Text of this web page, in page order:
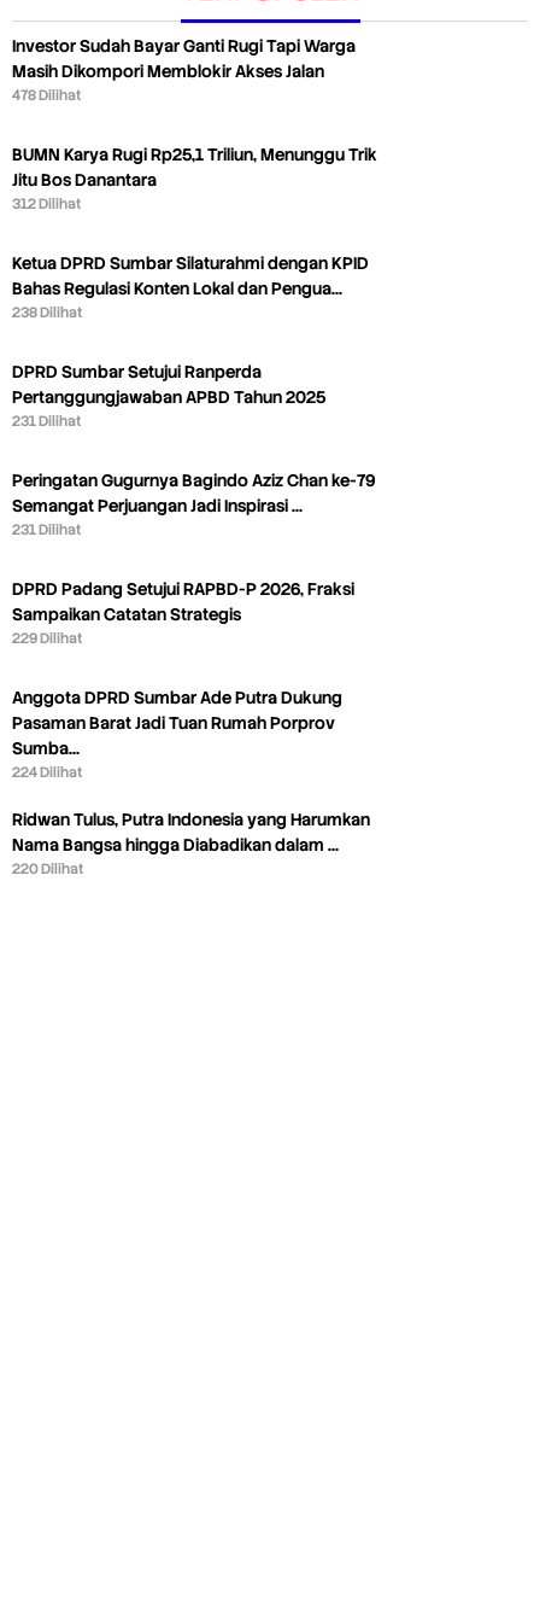
Investor Sudah Bayar Ganti Rugi Tapi Warga
Masih Dikompori Memblokir Akses Jalan
478 Dilihat
BUMN Karya Rugi Rp25,1 Triliun, Menunggu Trik
Jitu Bos Danantara
312 Dilihat
Ketua DPRD Sumbar Silaturahmi dengan KPID
Bahas Regulasi Konten Lokal dan Pengua…
238 Dilihat
DPRD Sumbar Setujui Ranperda
Pertanggungjawaban APBD Tahun 2025
231 Dilihat
Peringatan Gugurnya Bagindo Aziz Chan ke-79
Semangat Perjuangan Jadi Inspirasi …
231 Dilihat
DPRD Padang Setujui RAPBD-P 2026, Fraksi
Sampaikan Catatan Strategis
229 Dilihat
Anggota DPRD Sumbar Ade Putra Dukung
Pasaman Barat Jadi Tuan Rumah Porprov
Sumba…
224 Dilihat
Ridwan Tulus, Putra Indonesia yang Harumkan
Nama Bangsa hingga Diabadikan dalam …
220 Dilihat